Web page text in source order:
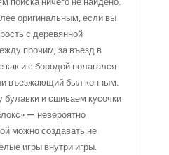
оригинальным, если вы
с деревянной
прочим, за въезд в
и с бородой полагался
въезжающий был конным.
булавки и сшиваем кусочки
— невероятно
можно создавать не
игры внутри игры.